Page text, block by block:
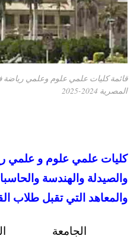
علمي علوم وعلمي رياضة في تنسيق
علوم و علمي رياضة
والهندسة والحاسبات
التي تقبل طلاب القسم العلمي
الكلية/